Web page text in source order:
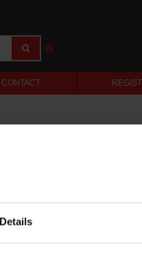
Details
CONTACT